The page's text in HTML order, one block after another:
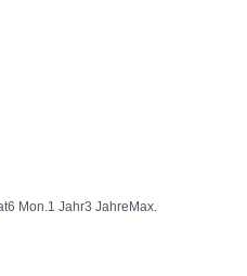
6 Mon.1 Jahr3 Jahre Max.